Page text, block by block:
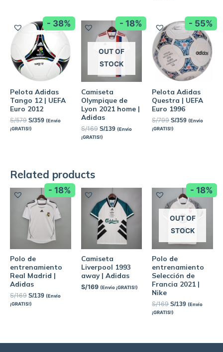
- 38%
Pelota Adidas
Tango 12 | UEFA
Euro 2012
S/579 S/359 (Envío
¡GRATIS!)
- 18%
OUT OF
STOCK
Camiseta
Olympique de
Lyon 2021 home |
Adidas
S/169 S/139 (Envío
¡GRATIS!)
- 55%
Pelota Adidas
Questra | UEFA
Euro 1996
S/799 S/359 (Envío
¡GRATIS!)
Related products
- 18%
Polo de
entrenamiento
Real Madrid |
Adidas
S/169 S/139 (Envío
¡GRATIS!)
Camiseta
Liverpool 1993
away | Adidas
S/169 (Envío ¡GRATIS!)
- 18%
OUT OF
STOCK
Polo de
entrenamiento
Selección de
Francia 2021 |
Nike
S/169 S/139 (Envío
¡GRATIS!)